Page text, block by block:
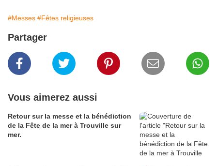
#Messes #Fêtes religieuses
Partager
Vous aimerez aussi
Retour sur la messe et la bénédiction
de la Fête de la mer à Trouville sur
mer.